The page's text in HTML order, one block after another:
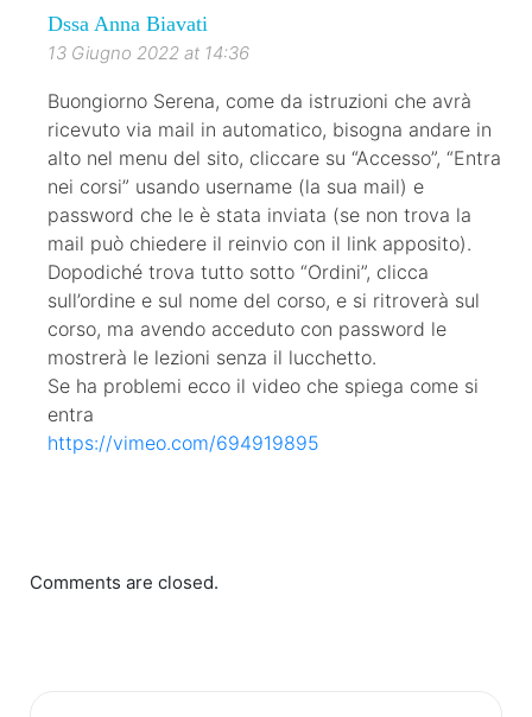
Dssa Anna Biavati
13 Giugno 2022 at 14:36
Buongiorno Serena, come da istruzioni che avrà
ricevuto via mail in automatico, bisogna andare in
alto nel menu del sito, cliccare su “Accesso”, “Entra
nei corsi” usando username (la sua mail) e
password che le è stata inviata (se non trova la
mail può chiedere il reinvio con il link apposito).
Dopodiché trova tutto sotto “Ordini”, clicca
sull’ordine e sul nome del corso, e si ritroverà sul
corso, ma avendo acceduto con password le
mostrerà le lezioni senza il lucchetto.
Se ha problemi ecco il video che spiega come si
entra
https://vimeo.com/694919895
Comments are closed.